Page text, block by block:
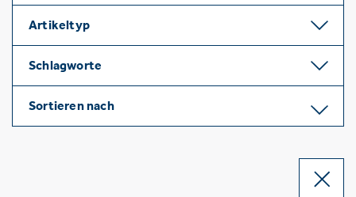
Artikeltyp
Schlagworte
Sortieren nach